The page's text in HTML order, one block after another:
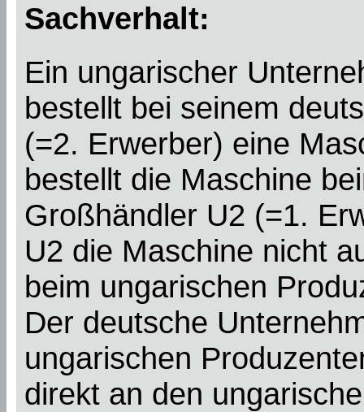
Sachverhalt:
Ein ungarischer
bestellt bei seinem
(=2. Erwerber) eine
bestellt die Maschine
Großhändler U2 (=1.
U2 die Maschine nicht
beim ungarischen
Der deutsche
ungarischen
direkt an den